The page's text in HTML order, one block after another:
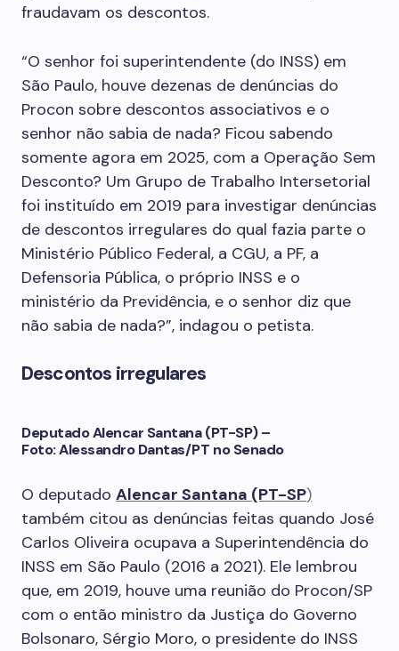
fraudavam os descontos.
“O senhor foi superintendente (do INSS) em
São Paulo, houve dezenas de denúncias do
Procon sobre descontos associativos e o
senhor não sabia de nada? Ficou sabendo
somente agora em 2025, com a Operação Sem
Desconto? Um Grupo de Trabalho Intersetorial
foi instituído em 2019 para investigar denúncias
de descontos irregulares do qual fazia parte o
Ministério Público Federal, a CGU, a PF, a
Defensoria Pública, o próprio INSS e o
ministério da Previdência, e o senhor diz que
não sabia de nada?”, indagou o petista.
Descontos irregulares
Deputado Alencar Santana (PT-SP) –
Foto: Alessandro Dantas/PT no Senado
O deputado Alencar Santana (PT-SP)
também citou as denúncias feitas quando José
Carlos Oliveira ocupava a Superintendência do
INSS em São Paulo (2016 a 2021). Ele lembrou
que, em 2019, houve uma reunião do Procon/SP
com o então ministro da Justiça do Governo
Bolsonaro, Sérgio Moro, o presidente do INSS